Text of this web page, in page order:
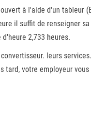
à l'aide d'un tableur
il suffit de renseigner
2,733 heures.
leurs
votre employeur